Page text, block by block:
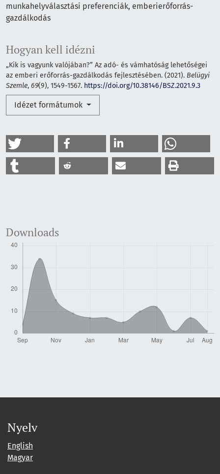
munkahelyválasztási preferenciák emberierőforrás-
gazdálkodás
Hogyan kell idézni
„Kik is vagyunk valójában?” Az adó- és vámhatóság lehetőségei
az emberi erőforrás-gazdálkodás fejlesztésében. (2021). Belügyi
Szemle, 69(9), 1549-1567. https://doi.org/10.38146/BSZ.2021.9.3
Idézet formátumok
Downloads
Nyelv
English
Magyar